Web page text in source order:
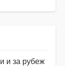
и за рубеж